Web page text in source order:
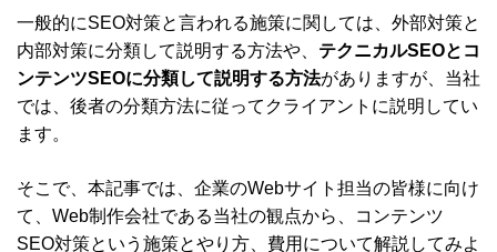
一般的にSEO対策と言われる施策に関しては、外部対策と
内部対策に分類して説明する方法や、 テクニカルSEOとコ
ンテンツSEOに分類して説明する方法がありますが、当社
では、後者の分類方法に従ってクライアントに説明してい
ます。
そこで、本記事では、企業のWebサイト担当の皆様に向け
て、Web制作会社である当社の観点から、コンテンツ
SEO対策という施策とやり方、費用について解説してみよ